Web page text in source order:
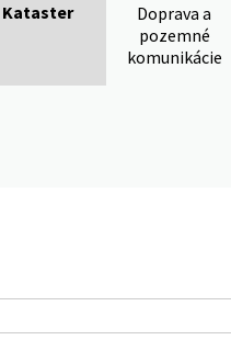
Kataster
Doprava a
pozemné
komunikácie